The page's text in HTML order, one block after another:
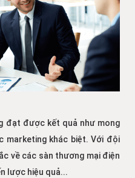
đạt được kết quả như mong
marketing khác biệt. Với đội
về các sàn thương mại điện
lược hiệu quả...